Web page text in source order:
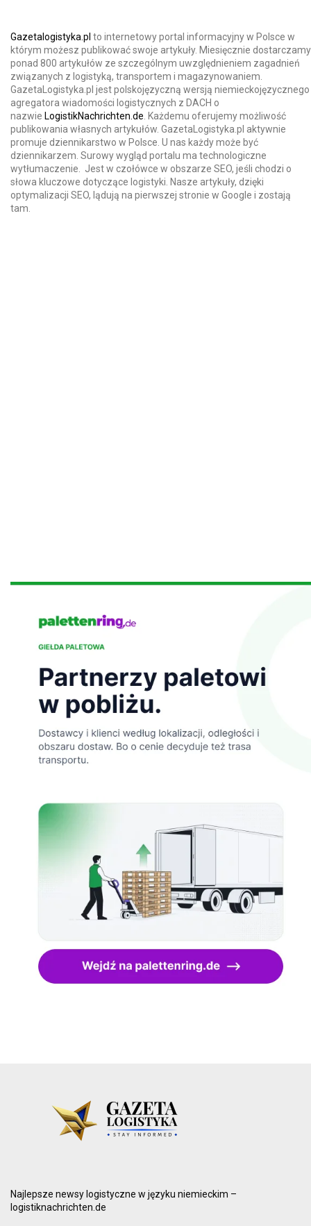
Gazetalogistyka.pl to internetowy portal informacyjny w Polsce w
którym możesz publikować swoje artykuły. Miesięcznie dostarczamy
ponad 800 artykułów ze szczególnym uwzględnieniem zagadnień
związanych z logistyką, transportem i magazynowaniem.
GazetaLogistyka.pl jest polskojęzyczną wersją niemieckojęzycznego
agregatora wiadomości logistycznych z DACH o
nazwie LogistikNachrichten.de. Każdemu oferujemy możliwość
publikowania własnych artykułów. GazetaLogistyka.pl aktywnie
promuje dziennikarstwo w Polsce. U nas każdy może być
dziennikarzem. Surowy wygląd portalu ma technologiczne
wytłumaczenie. Jest w czołówce w obszarze SEO, jeśli chodzi o
słowa kluczowe dotyczące logistyki. Nasze artykuły, dzięki
optymalizacji SEO, lądują na pierwszej stronie w Google i zostają
tam.
Najlepsze newsy logistyczne w języku niemieckim –
logistiknachrichten.de